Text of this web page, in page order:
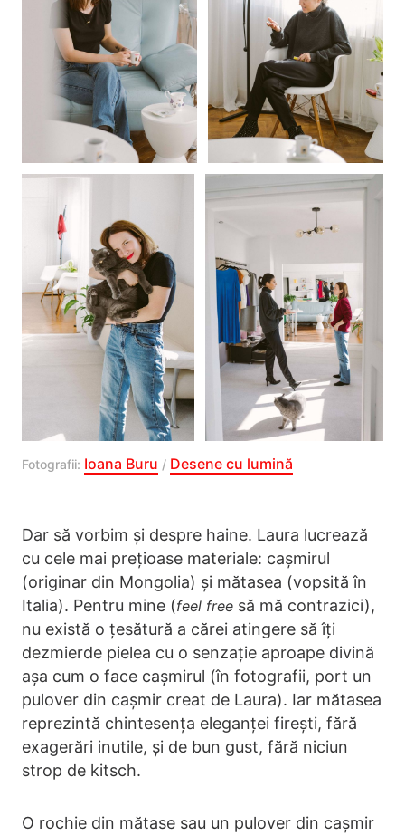
Fotografii: Ioana Buru / Desene cu lumină
Dar să vorbim și despre haine. Laura lucrează
cu cele mai prețioase materiale: cașmirul
(originar din Mongolia) și mătasea (vopsită în
Italia). Pentru mine (feel free să mă contrazici),
nu există o țesătură a cărei atingere să îți
dezmierde pielea cu o senzație aproape divină
așa cum o face cașmirul (în fotografii, port un
pulover din cașmir creat de Laura). Iar mătasea
reprezintă chintesența eleganței firești, fără
exagerări inutile, și de bun gust, fără niciun
strop de kitsch.
O rochie din mătase sau un pulover din cașmir